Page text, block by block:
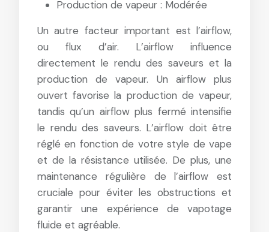
Production de vapeur : Modérée
Un autre facteur important est l’airflow,
ou flux d’air. L’airflow influence
directement le rendu des saveurs et la
production de vapeur. Un airflow plus
ouvert favorise la production de vapeur,
tandis qu’un airflow plus fermé intensifie
le rendu des saveurs. L’airflow doit être
réglé en fonction de votre style de vape
et de la résistance utilisée. De plus, une
maintenance régulière de l’airflow est
cruciale pour éviter les obstructions et
garantir une expérience de vapotage
fluide et agréable.